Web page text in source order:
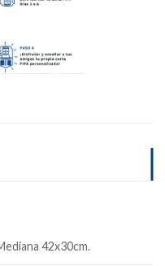
42x30cm.